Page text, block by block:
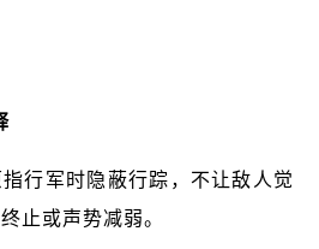
行军时隐蔽行踪，不让敌人觉
止或声势减弱。